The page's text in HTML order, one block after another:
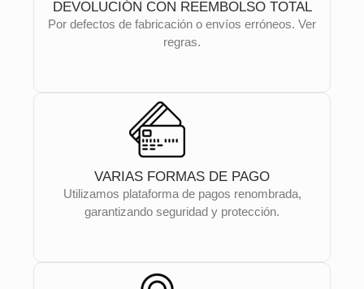
DEVOLUCIÓN CON REEMBOLSO TOTAL
Por defectos de fabricación o envíos erróneos. Ver
regras.
VARIAS FORMAS DE PAGO
Utilizamos plataforma de pagos renombrada,
garantizando seguridad y protección.